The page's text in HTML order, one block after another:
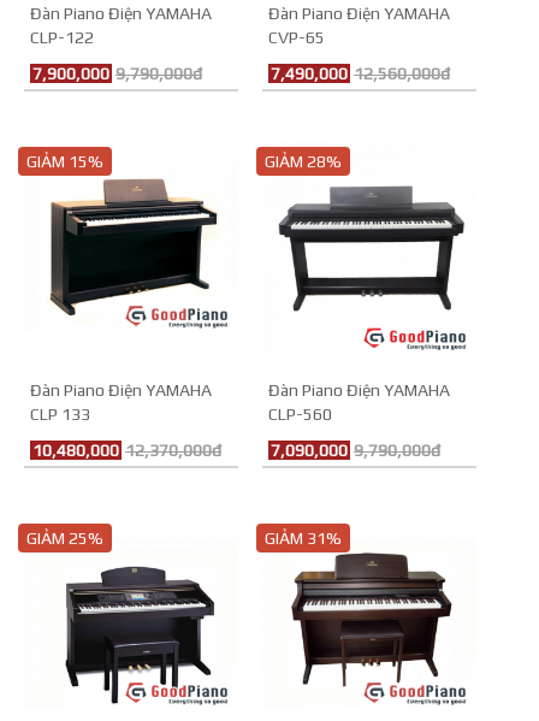
Đàn Piano Điện YAMAHA
CLP-122
7,900,000 9,790,000đ
Đàn Piano Điện YAMAHA
CVP-65
7,490,000 12,560,000đ
GIẢM 15%
Đàn Piano Điện YAMAHA
CLP 133
10,480,000 12,370,000đ
GIẢM 28%
Đàn Piano Điện YAMAHA
CLP-560
7,090,000 9,790,000đ
GIẢM 25% GIẢM 31%